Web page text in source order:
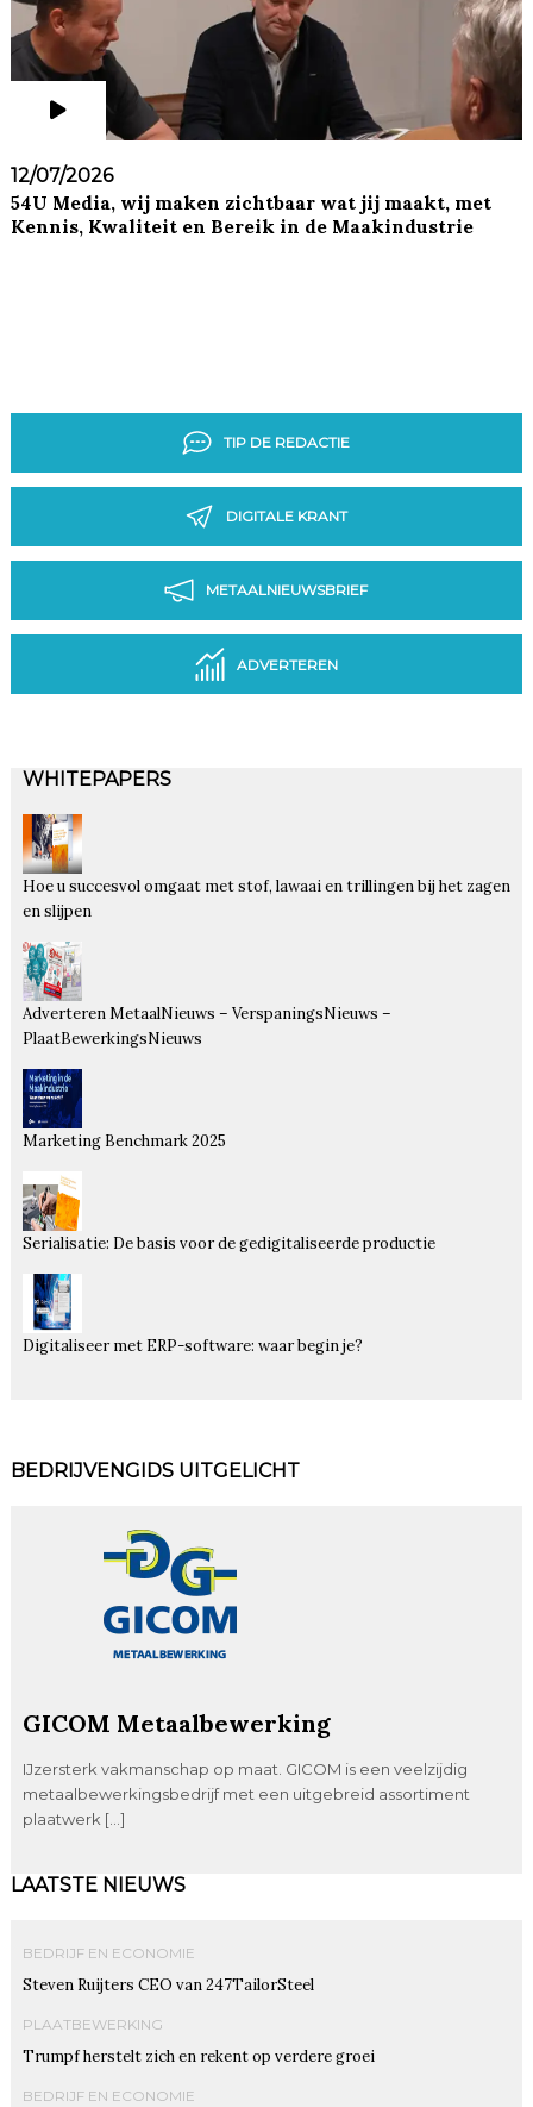
12/07/2026
54U Media, wij maken zichtbaar wat jij maakt, met
Kennis, Kwaliteit en Bereik in de Maakindustrie
TIP DE REDACTIE
DIGITALE KRANT
METAALNIEUWSBRIEF
ADVERTEREN
WHITEPAPERS
Hoe u succesvol omgaat met stof, lawaai en trillingen bij het zagen
en slijpen
Adverteren MetaalNieuws – VerspaningsNieuws –
PlaatBewerkingsNieuws
Marketing Benchmark 2025
Serialisatie: De basis voor de gedigitaliseerde productie
Digitaliseer met ERP-software: waar begin je?
BEDRIJVENGIDS UITGELICHT
GICOM Metaalbewerking
IJzersterk vakmanschap op maat. GICOM is een veelzijdig
metaalbewerkingsbedrijf met een uitgebreid assortiment
plaatwerk […]
LAATSTE NIEUWS
BEDRIJF EN ECONOMIE
Steven Ruijters CEO van 247TailorSteel
PLAATBEWERKING
Trumpf herstelt zich en rekent op verdere groei
BEDRIJF EN ECONOMIE